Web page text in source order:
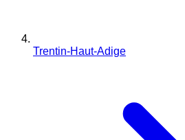
Trentin-Haut-Adige